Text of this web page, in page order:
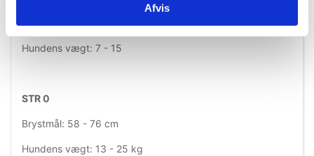
Afvis
Brystmål: 51 - 67 cm
Hundens vægt: 7 - 15
STR 0
Brystmål: 58 - 76 cm
Hundens vægt: 13 - 25 kg